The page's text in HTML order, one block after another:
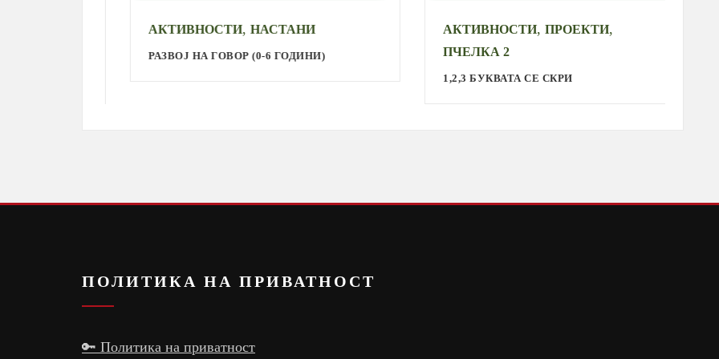
АКТИВНОСТИ,НАСТАНИ
РАЗВОЈ НА ГОВОР (0-6 ГОДИНИ)
АКТИВНОСТИ,ПРОЕКТИ,
ПЧЕЛКА 2
1,2,3 БУКВАТА СЕ СКРИ
ПОЛИТИКА НА ПРИВАТНОСТ
🔑 Политика на приватност